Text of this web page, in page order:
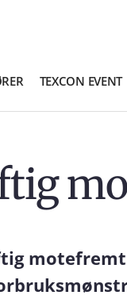
TEXCON EVENT